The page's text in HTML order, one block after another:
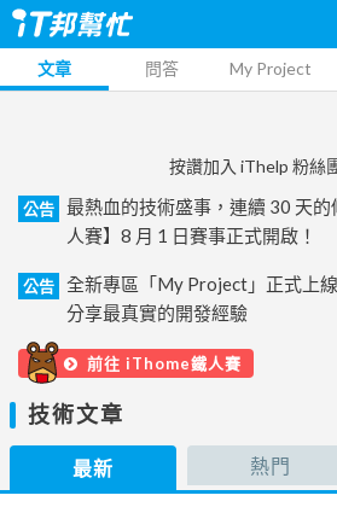
文章 問答 My Project
按讚加入 iThelp 粉絲
公告
最熱血的技術盛事，連續 30 天
人賽】8 月 1 日賽事正式開啟！
公告
全新專區「My Project」正式上
分享最真實的開發經驗
前往 iThome鐵人賽
技術文章
最新 熱門